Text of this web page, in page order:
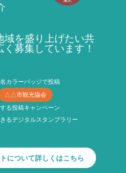
域を盛り上げたい共
募集しています！
カラーバッジで投稿
△△市観光協会
る投稿キャンペーン
るデジタルスタンプラリー
について詳しくはこちら